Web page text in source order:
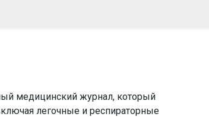
медицинский журнал, который
легочные и респираторные